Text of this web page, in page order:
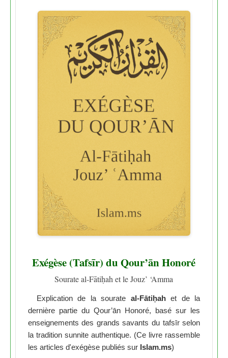
Exégèse (Tafsīr) du Qour’ān Honoré
Sourate al-Fātiḥah et le Jouz’ ‘Amma
Explication de la sourate al-Fātiḥahet de la
dernière partie du Qour’ān Honoré, basé sur les
enseignements des grands savants du tafsīr selon
la tradition sunnite authentique. (Ce livre rassemble
les articles d'exégèse publiés sur Islam.ms)